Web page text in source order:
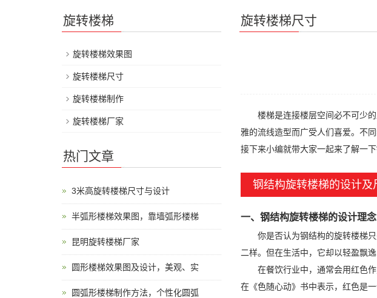
旋转楼梯尺寸
楼梯是连接楼层空间必不可少的
雅的流线造型而广受人们喜爱。不
接下来小编就带大家一起来了解一下
钢结构旋转楼梯的设计及
一、钢结构旋转楼梯的设计理念
你是否认为钢结构的旋转楼梯只
二样。但在生活中，它却以轻盈飘
在餐饮行业中，通常会用红色作
在《色随心动》书中表示，红色是
旋转楼梯
旋转楼梯效果图
旋转楼梯尺寸
旋转楼梯制作
旋转楼梯厂家
热门文章
3米高旋转楼梯尺寸与设计
半弧形楼梯效果图，靠墙弧形楼梯
昆明旋转楼梯厂家
圆形楼梯效果图及设计，美观、实
圆弧形楼梯制作方法，个性化圆弧